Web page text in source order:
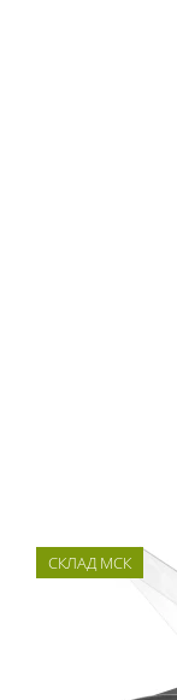
СКЛАД МСК